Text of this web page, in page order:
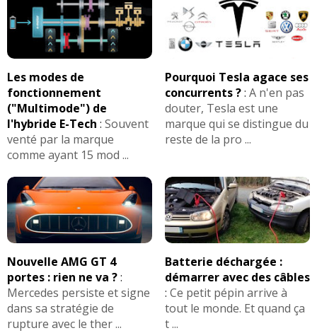
Les modes de
fonctionnement
("Multimode") de
l'hybride E-Tech : Souvent
venté par la marque
comme ayant 15 mod ...
Pourquoi Tesla agace ses
concurrents ?: A n'en pas
douter, Tesla est une
marque qui se distingue du
reste de la pro ...
Nouvelle AMG GT 4
portes : rien ne va ?:
Mercedes persiste et signe
dans sa stratégie de
rupture avec le ther ...
Batterie déchargée :
démarrer avec des câbles
: Ce petit pépin arrive à
tout le monde. Et quand ça
t ...